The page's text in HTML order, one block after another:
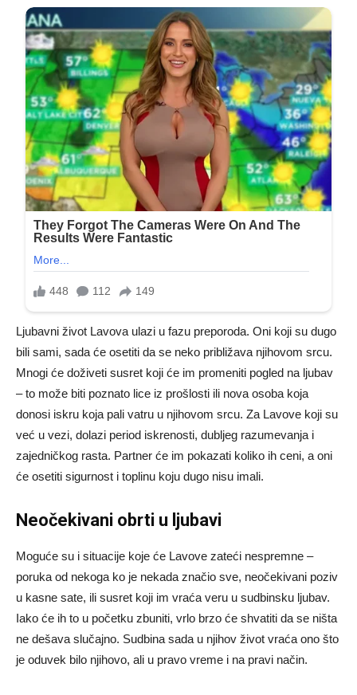
Ljubavni život Lavova ulazi u fazu preporoda. Oni koji su dugo
bili sami, sada će osetiti da se neko približava njihovom srcu.
Mnogi će doživeti susret koji će im promeniti pogled na ljubav
– to može biti poznato lice iz prošlosti ili nova osoba koja
donosi iskru koja pali vatru u njihovom srcu. Za Lavove koji su
već u vezi, dolazi period iskrenosti, dubljeg razumevanja i
zajedničkog rasta. Partner će im pokazati koliko ih ceni, a oni
će osetiti sigurnost i toplinu koju dugo nisu imali.
Neočekivani obrti u ljubavi
Moguće su i situacije koje će Lavove zateći nespremne –
poruka od nekoga ko je nekada značio sve, neočekivani poziv
u kasne sate, ili susret koji im vraća veru u sudbinsku ljubav.
Iako će ih to u početku zbuniti, vrlo brzo će shvatiti da se ništa
ne dešava slučajno. Sudbina sada u njihov život vraća ono što
je oduvek bilo njihovo, ali u pravo vreme i na pravi način.